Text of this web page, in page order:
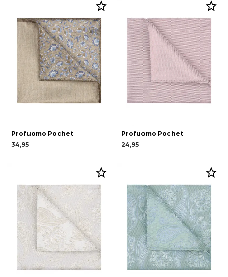
Profuomo Pochet
34,95
Profuomo Pochet
24,95